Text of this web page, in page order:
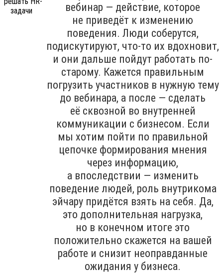
вебинар — действие, которое
не приведёт к изменению
поведения. Люди соберутся,
подискутируют, что-то их вдохновит,
и они дальше пойдут работать по-
старому. Кажется правильным
погрузить участников в нужную тему
до вебинара, а после — сделать
её сквозной во внутренней
коммуникации с бизнесом. Если
мы хотим пойти по правильной
цепочке формирования мнения
через информацию,
а впоследствии — изменить
поведение людей, роль внутрикома
эйчару придётся взять на себя. Да,
это дополнительная нагрузка,
но в конечном итоге это
положительно скажется на вашей
работе и снизит неоправданные
ожидания у бизнеса.